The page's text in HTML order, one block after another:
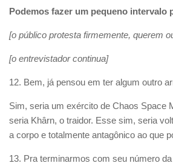
Podemos fazer um pequeno intervalo
[o público protesta firmemente, querem
[o entrevistador continua]
12. Bem, já pensou em ter algum outro
Sim, seria um exército de Chaos Space
seria Khârn, o traidor. Esse sim, seria
a corpo e totalmente antagônico ao que
13. Pra terminarmos com seu número